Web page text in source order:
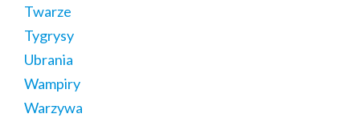
Twarze
Tygrysy
Ubrania
Wampiry
Warzywa